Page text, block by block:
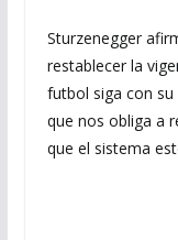
Sturzenegger
restablecer la
futbol siga con su
que nos obliga a
que el sistema